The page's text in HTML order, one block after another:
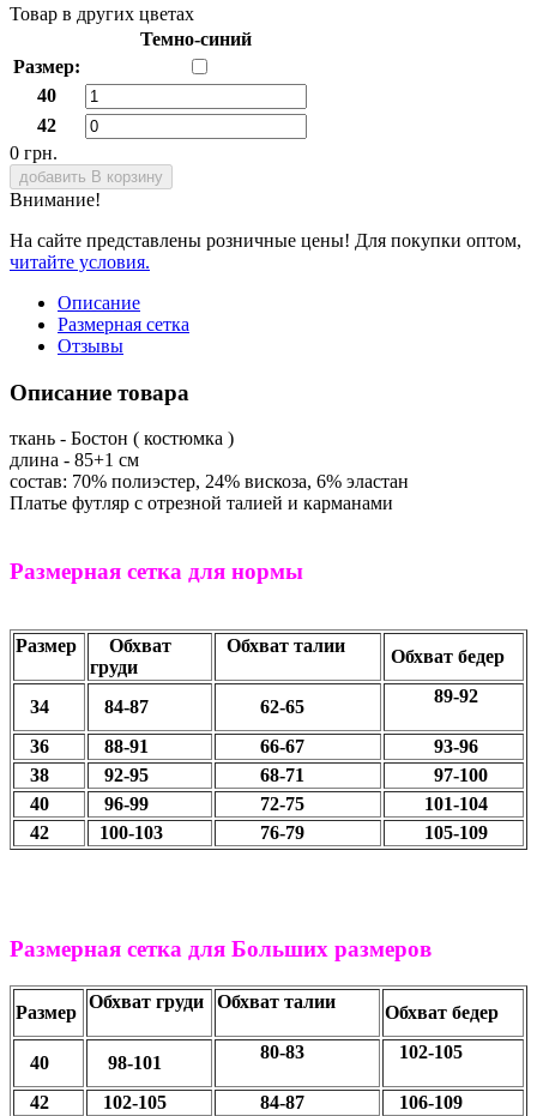
Товар в других цветах
Темно-синий
Размер:
40
42
0 грн.
добавить В корзину
Внимание!
На сайте представлены розничные цены! Для покупки оптом,
читайте условия.
Описание
Размерная сетка
Отзывы
Описание товара
ткань - Бостон ( костюмка )
длина - 85+1 см
состав: 70% полиэстер, 24% вискоза, 6% эластан
Платье футляр с отрезной талией и карманами
Размерная сетка для нормы
Размер
Обхват
груди
Обхват талии
Обхват бедер
34 84-87 62-65
89-92
36 88-91 66-67
93-96
38
92-95 68-71
97-100
40
96-99 72-75
101-104
42
100-103 76-79 105-109
Размерная сетка для Больших размеров
Размер
Обхват груди Обхват талии
Обхват бедер
40 98-101
80-83 102-105
42 102-105 84-87
106-109